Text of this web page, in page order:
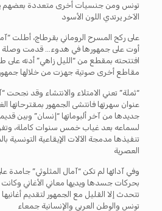
تونس ومن جنسيات أخرى متعددة بعضهم
الآخر يرتدي اللون الأسود
أوت على جمهورها في هدوء… قدمت وصلة
افتتحته بمقطع من “الليل زاهي” أدته على
مقاطع أخرى صوتية جهزت من خلالها
“ثملة” تعني الامتلاء والانتشاء وقد
عنوان سهرتها فانتشى الجمهور بمقترحاتها
جديدها من آخر ألبوماتها “إنسان” وبين
لسماعه بعد غياب خمس سنوات كاملة،
تنفيذها مدمجة الآلات الإيقاعية التونسية
العصرية
وفي آدائها لم تكن “آمال المثلوثي” جامدة
بحركات جسدها ويديها معاني الأغاني
تتحدث إلا القليل مع الجمهور لتقديم
تونس والوطن العربي والإنسانية جمعاء